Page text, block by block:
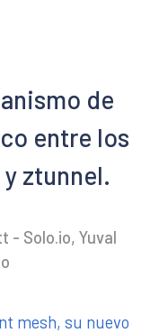
de
entre los
ztunnel.
- Solo.io, Yuval
mesh, su nuevo